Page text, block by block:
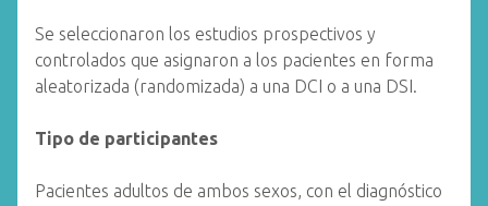
Se seleccionaron los estudios prospectivos y
controlados que asignaron a los pacientes en forma
aleatorizada (randomizada) a una DCI o a una DSI.
Tipo de participantes
Pacientes adultos de ambos sexos, con el diagnóstico